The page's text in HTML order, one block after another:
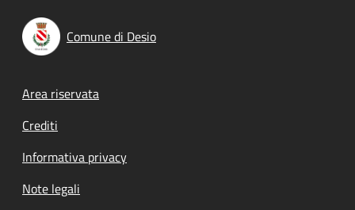
Comune di Desio
Footer menu
Area riservata
Crediti
Informativa privacy
Note legali